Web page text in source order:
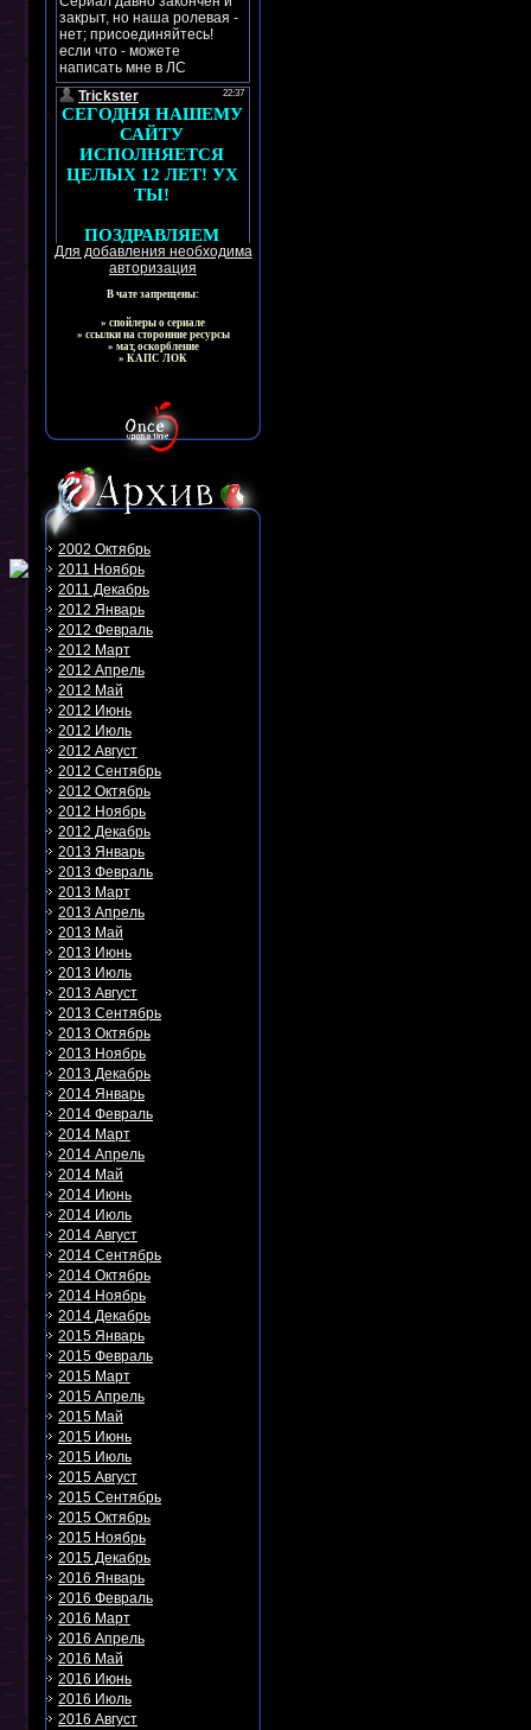
Для добавления необходима
авторизация
В чате запрещены:
» спойлеры о сериале
» ссылки на сторонние ресурсы
» мат, оскорбление
» КАПС ЛОК
2002 Октябрь
2011 Ноябрь
2011 Декабрь
2012 Январь
2012 Февраль
2012 Март
2012 Апрель
2012 Май
2012 Июнь
2012 Июль
2012 Август
2012 Сентябрь
2012 Октябрь
2012 Ноябрь
2012 Декабрь
2013 Январь
2013 Февраль
2013 Март
2013 Апрель
2013 Май
2013 Июнь
2013 Июль
2013 Август
2013 Сентябрь
2013 Октябрь
2013 Ноябрь
2013 Декабрь
2014 Январь
2014 Февраль
2014 Март
2014 Апрель
2014 Май
2014 Июнь
2014 Июль
2014 Август
2014 Сентябрь
2014 Октябрь
2014 Ноябрь
2014 Декабрь
2015 Январь
2015 Февраль
2015 Март
2015 Апрель
2015 Май
2015 Июнь
2015 Июль
2015 Август
2015 Сентябрь
2015 Октябрь
2015 Ноябрь
2015 Декабрь
2016 Январь
2016 Февраль
2016 Март
2016 Апрель
2016 Май
2016 Июнь
2016 Июль
2016 Август